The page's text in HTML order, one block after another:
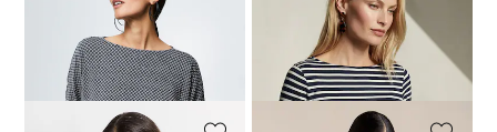
Shirt mit Fledermaus-Ärmeln
99,00 CHF179,00 CHF
MADELEINE
Ringelshirt mit 3/4-Ärmeln
139,00 CHF